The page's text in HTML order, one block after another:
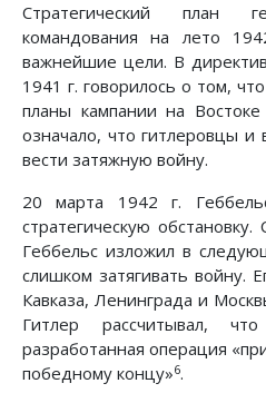
Стратегический план
командования на лето
важнейшие цели. В
1941 г. говорилось о том,
планы кампании на
означало, что гитлеровцы и
вести затяжную войну.
20 марта 1942 г.
стратегическую
Геббельс изложил в
слишком затягивать войну.
Кавказа, Ленинграда и
Гитлер рассчитывал,
разработанная операция
победному концу»6.